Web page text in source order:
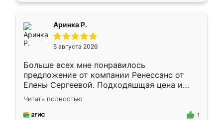
Аринка Р.
5 августа 2026
Больше всех мне понравилось
предложение от компании Ренессанс от
Елены Сергеевой. Подходяшщая цена и
короткие сроки изготовления. Приехавший
для замера сотрудник Владислав
предложил по моему эскизу самый
Читать полностью
1